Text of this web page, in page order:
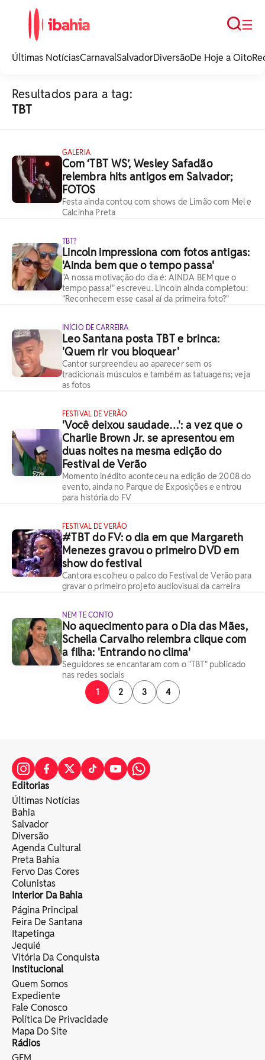
noticias e
☰
Busca
Últimas NotíciasCarnavalSalvadorDiversãoDe Hoje a Oito
Resultados para a tag:
TBT
GALERIA
Com ‘TBT WS’, Wesley Safadão
relembra hits antigos em Salvador;
FOTOS
Festa ainda contou com shows de Limão com Mel e
Calcinha Preta
TBT?
Lincoln impressiona com fotos antigas:
'Ainda bem que o tempo passa'
"A nossa motivação do dia é: AINDA BEM que o
tempo passa!" escreveu. Lincoln ainda completou:
"Reconhecem esse casal aí da primeira foto?"
INÍCIO DE CARREIRA
Leo Santana posta TBT e brinca:
'Quem rir vou bloquear'
Cantor surpreendeu ao aparecer sem os
tradicionais músculos e também as tatuagens; veja
as fotos
FESTIVAL DE VERÃO
'Você deixou saudade…': a vez que o
Charlie Brown Jr. se apresentou em
duas noites na mesma edição do
Festival de Verão
Momento inédito aconteceu na edição de 2008 do
evento, ainda no Parque de Exposições e entrou
para história do FV
FESTIVAL DE VERÃO
#TBT do FV: o dia em que Margareth
Menezes gravou o primeiro DVD em
show do festival
Cantora escolheu o palco do Festival de Verão para
gravar o primeiro projeto audiovisual da carreira
NEM TE CONTO
No aquecimento para o Dia das Mães,
Scheila Carvalho relembra clique com
a filha: 'Entrando no clima'
Seguidores se encantaram com o "TBT" publicado
nas redes sociais
1
2 3 4
Editorias
Últimas Notícias
Bahia
Salvador
Diversão
Agenda Cultural
Preta Bahia
Fervo Das Cores
Colunistas
Interior Da Bahia
Página Principal
Feira De Santana
Itapetinga
Jequié
Vitória Da Conquista
Institucional
Quem Somos
Expediente
Fale Conosco
Política De Privacidade
Mapa Do Site
Rádios